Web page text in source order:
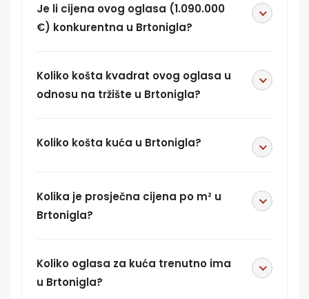
Je li cijena ovog oglasa (1.090.000
€) konkurentna u Brtonigla?
Koliko košta kvadrat ovog oglasa u
odnosu na tržište u Brtonigla?
Koliko košta kuća u Brtonigla?
Kolika je prosječna cijena po m² u
Brtonigla?
Koliko oglasa za kuća trenutno ima
u Brtonigla?